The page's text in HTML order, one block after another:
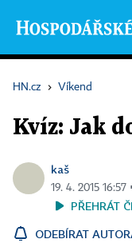
HN.cz › Víkend
Kvíz: Jak
kaš
19. 4. 2015
PŘEHRÁT
ODEBÍRAT